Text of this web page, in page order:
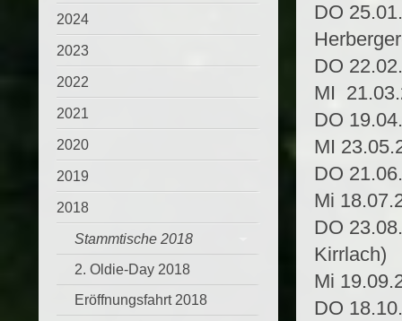
DO
DO
MI
DO
MI
DO
Mi
DO
Kirrlach)
Mi
DO
2024
2023
2022
2021
2020
2019
2018
Stammtische 2018
2. Oldie-Day 2018
Eröffnungsfahrt 2018